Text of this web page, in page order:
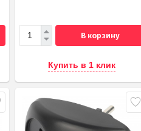
В корзину
Купить в 1 клик